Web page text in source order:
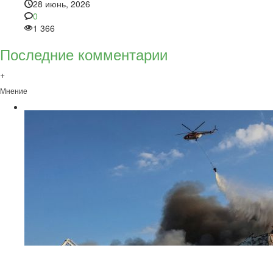
28 июнь, 2026
0
1 366
Последние комментарии
+
Мнение